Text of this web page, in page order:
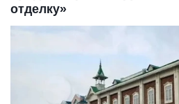
отделку»